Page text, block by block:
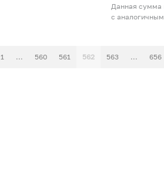
Данная сумма
с
1 ... 560 561 562 563 ... 656